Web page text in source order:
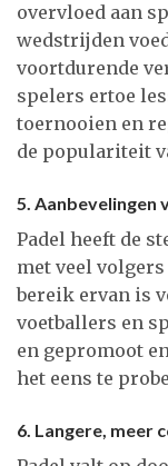
overvloed aan
wedstrijden
voortdurende
spelers ertoe
toernooien en
de populariteit
5. Aanbevelingen
Padel heeft de
met veel
bereik ervan is
voetballers en
en gepromoot
het eens te
6. Langere, meer